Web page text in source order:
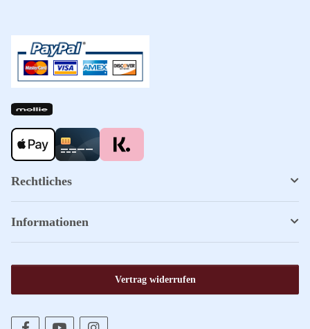
Rechtliches
Informationen
Vertrag widerrufen